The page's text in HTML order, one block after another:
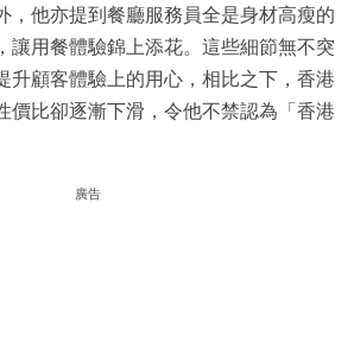
，他亦提到餐廳服務員全是身材高瘦的
讓用餐體驗錦上添花。這些細節無不突
升顧客體驗上的用心，相比之下，香港
價比卻逐漸下滑，令他不禁認為「香港
廣告